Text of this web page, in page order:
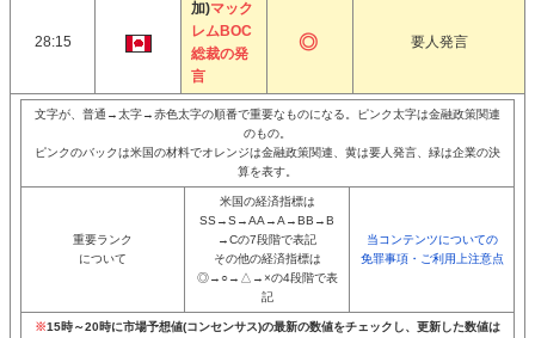
28:15
加)マック
レムBOC
総裁の発
言
要人発言
文字が、普通→太字→赤色太字の順番で重要なものになる。ピンク太字は金融政策関連
のもの。
ピンクのバックは米国の材料でオレンジは金融政策関連、黄は要人発言、緑は企業の決
算を表す。
重要ランク
について
米国の経済指標は
SS→S→AA→A→BB→B
→Cの7段階で表記
その他の経済指標は
◎→○→△→×の4段階で表
記
当コンテンツについての
免罪事項・ご利用上注意点
※15時～20時に市場予想値(コンセンサス)の最新の数値をチェックし、更新した数値は